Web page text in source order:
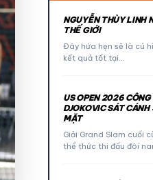
NGUYỄN THÙY LINH
THẾ GIỚI
Đây hứa hẹn sẽ là cú
kết quả tốt tại…
US OPEN 2026
DJOKOVIC SÁT
MẶT
Giải Grand Slam cuối
thể thức thi đấu đôi